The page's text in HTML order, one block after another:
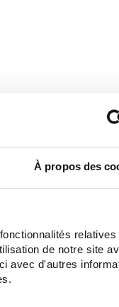
À propos des
relatives
de notre site
avec d'autres
Facebook